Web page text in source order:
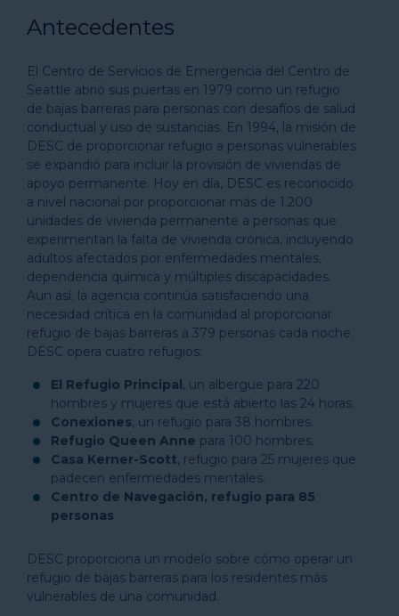
Antecedentes
El Centro de Servicios de Emergencia del Centro de
Seattle abrió sus puertas en 1979 como un refugio
de bajas barreras para personas con desafíos de salud
conductual y uso de sustancias. En 1994, la misión de
DESC de proporcionar refugio a personas vulnerables
se expandió para incluir la provisión de viviendas de
apoyo permanente. Hoy en día, DESC es reconocido
a nivel nacional por proporcionar más de 1.200
unidades de vivienda permanente a personas que
experimentan la falta de vivienda crónica, incluyendo
adultos afectados por enfermedades mentales,
dependencia química y múltiples discapacidades.
Aun así, la agencia continúa satisfaciendo una
necesidad crítica en la comunidad al proporcionar
refugio de bajas barreras a 379 personas cada noche.
DESC opera cuatro refugios:
El Refugio Principal, un albergue para 220
hombres y mujeres que está abierto las 24 horas.
Conexiones, un refugio para 38 hombres.
Refugio Queen Anne para 100 hombres.
Casa Kerner-Scott, refugio para 25 mujeres que
padecen enfermedades mentales.
Centro de Navegación, refugio para 85
personas
DESC proporciona un modelo sobre cómo operar un
refugio de bajas barreras para los residentes más
vulnerables de una comunidad.